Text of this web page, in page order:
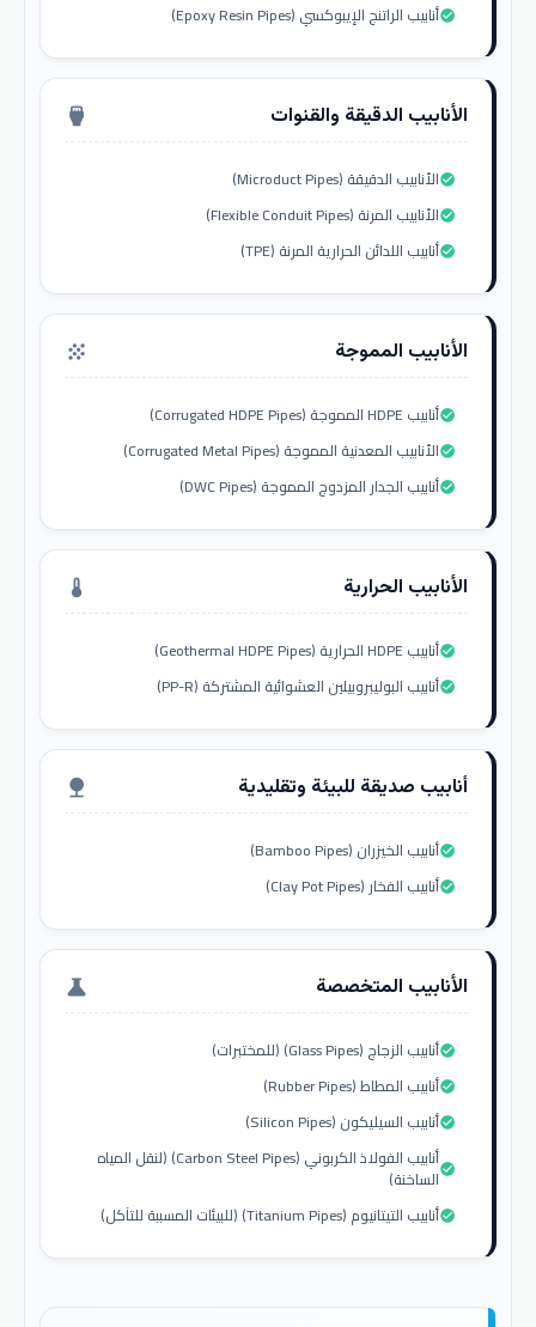
أنابيب الراتنج الإيبوكسي (Epoxy Resin Pipes)check_circle
الأنابيب الدقيقة والقنوات settings_input_hdmi
الأنابيب الدقيقة (Microduct Pipes)check_circle
الأنابيب المرنة (Flexible Conduit Pipes)check_circle
أنابيب اللدائن الحرارية المرنة (TPE)check_circle
الأنابيب المموجة grain
أنابيب HDPE المموجة (Corrugated HDPE Pipes)check_circle
الأنابيب المعدنية المموجة (Corrugated Metal Pipes)check_circle
أنابيب الجدار المزدوج المموجة (DWC Pipes)check_circle
الأنابيب الحرارية thermostat
أنابيب HDPE الحرارية (Geothermal HDPE Pipes)check_circle
أنابيب البوليبروبيلين العشوائية المشتركة (PP-R)check_circle
أنابيب صديقة للبيئة وتقليدية nature
أنابيب الخيزران (Bamboo Pipes)check_circle
أنابيب الفخار (Clay Pot Pipes)check_circle
الأنابيب المتخصصة science
أنابيب الزجاج (Glass Pipes) (للمختبرات)check_circle
أنابيب المطاط (Rubber Pipes)check_circle
أنابيب السيليكون (Silicon Pipes)check_circle
أنابيب الفولاذ الكربوني (Carbon Steel Pipes) (لنقل المياه
الساخنة)check_circle
أنابيب التيتانيوم (Titanium Pipes) (للبيئات المسببة للتآكل)check_circle